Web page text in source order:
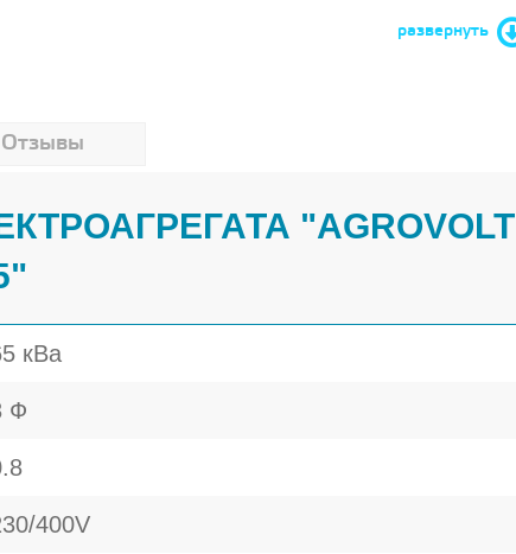
развернуть
Отзывы
"AGROVOLT
кВа
Ф
400V